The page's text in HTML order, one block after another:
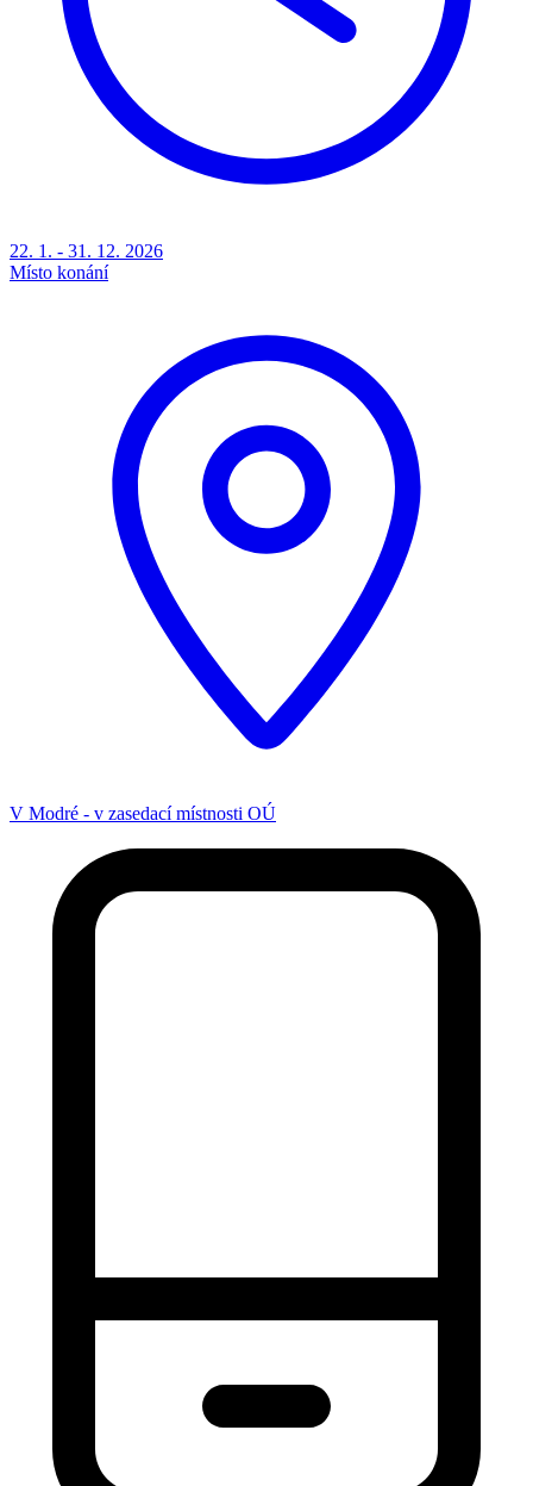
22. 1. - 31. 12. 2026
Místo konání
V Modré - v zasedací místnosti OÚ